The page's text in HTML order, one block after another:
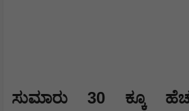
ಸುಮಾರು 30ಕ್ಕೂ